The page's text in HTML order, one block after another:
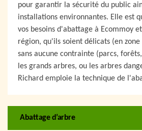
pour garantir la sécurité du public
installations environnantes. Elle est
vos besoins d'abattage à Ecommoy
région, qu'ils soient délicats (en
sans aucune contrainte (parcs,
les grands arbres, ou les arbres
Richard emploie la technique de
Abattage d’arbre